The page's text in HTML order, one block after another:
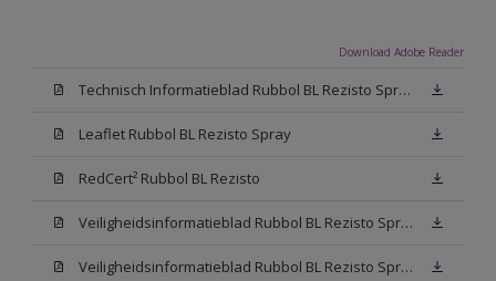
Download Adobe Reader
Technisch Informatieblad Rubbol BL Rezisto Spray (PDF)
Leaflet Rubbol BL Rezisto Spray
RedCert² Rubbol BL Rezisto
Veiligheidsinformatieblad Rubbol BL Rezisto Spray W05 (MSDS)
Veiligheidsinformatieblad Rubbol BL Rezisto Spray N00 (MSDS)